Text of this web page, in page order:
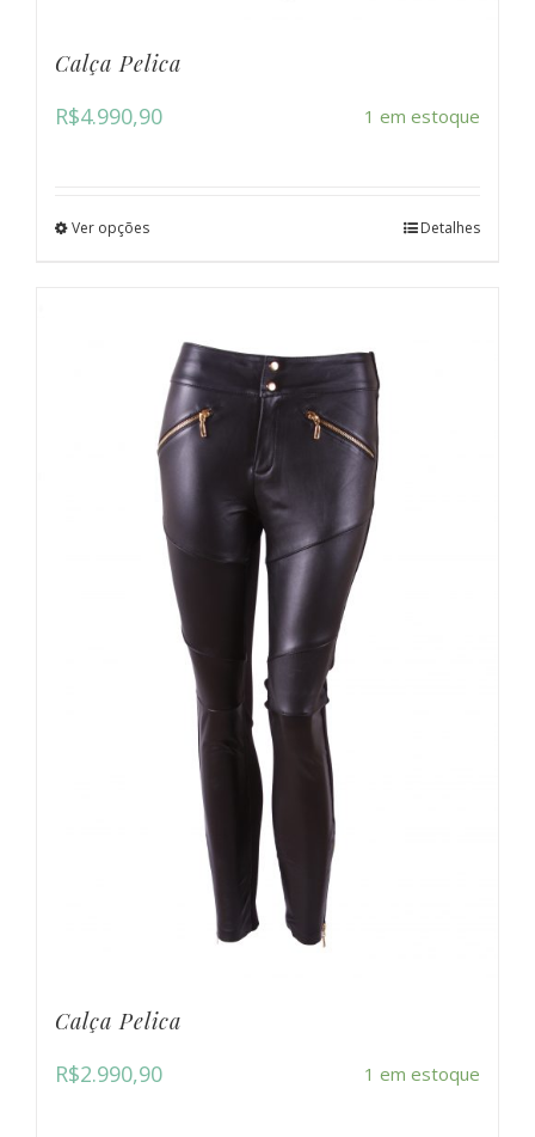
Calça Pelica
R$4.990,90 1 em estoque
Ver opções Detalhes
Calça Pelica
R$2.990,90 1 em estoque